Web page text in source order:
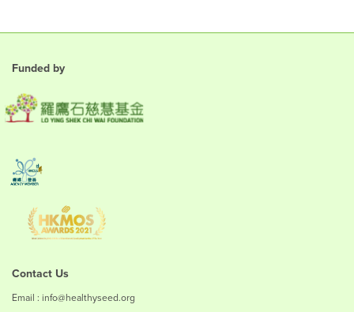
Funded by
Contact Us
Email : info@healthyseed.org